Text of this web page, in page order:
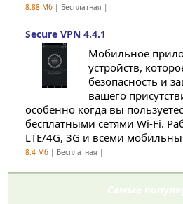
8.88 Мб| Бесплатная |
Secure VPN 4.4.1
Мобильное
устройств,
безопасность и
вашего
особенно когда вы
бесплатными сетями Wi-Fi.
LTE/4G, 3G и всеми
8.4 Мб| Бесплатная |
Самые